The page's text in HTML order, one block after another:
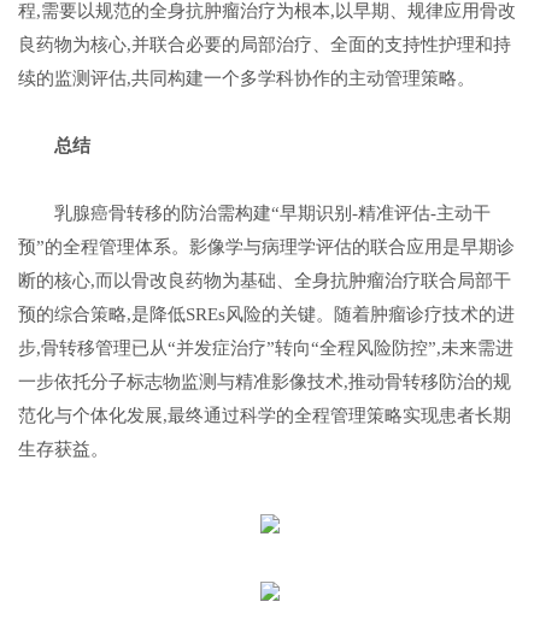
程,需要以规范的全身抗肿瘤治疗为根本,以早期、规律应用骨改
良药物为核心,并联合必要的局部治疗、全面的支持性护理和持
续的监测评估,共同构建一个多学科协作的主动管理策略。
总结
乳腺癌骨转移的防治需构建“早期识别-精准评估-主动干
预”的全程管理体系。影像学与病理学评估的联合应用是早期诊
断的核心,而以骨改良药物为基础、全身抗肿瘤治疗联合局部干
预的综合策略,是降低SREs风险的关键。随着肿瘤诊疗技术的进
步,骨转移管理已从“并发症治疗”转向“全程风险防控”,未来需进
一步依托分子标志物监测与精准影像技术,推动骨转移防治的规
范化与个体化发展,最终通过科学的全程管理策略实现患者长期
生存获益。